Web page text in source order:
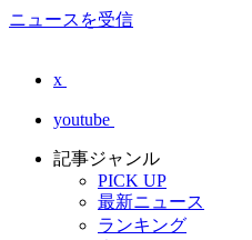
ニュースを受信
x
youtube
記事ジャンル
PICK UP
最新ニュース
ランキング